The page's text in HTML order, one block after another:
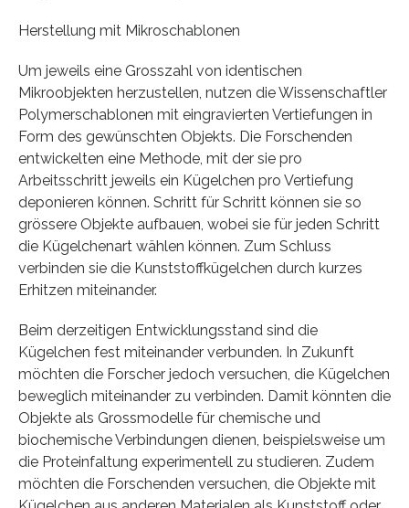
Herstellung mit Mikroschablonen
Um jeweils eine Grosszahl von identischen
Mikroobjekten herzustellen, nutzen die Wissenschaftler
Polymerschablonen mit eingravierten Vertiefungen in
Form des gewünschten Objekts. Die Forschenden
entwickelten eine Methode, mit der sie pro
Arbeitsschritt jeweils ein Kügelchen pro Vertiefung
deponieren können. Schritt für Schritt können sie so
grössere Objekte aufbauen, wobei sie für jeden Schritt
die Kügelchenart wählen können. Zum Schluss
verbinden sie die Kunststoffkügelchen durch kurzes
Erhitzen miteinander.
Beim derzeitigen Entwicklungsstand sind die
Kügelchen fest miteinander verbunden. In Zukunft
möchten die Forscher jedoch versuchen, die Kügelchen
beweglich miteinander zu verbinden. Damit könnten die
Objekte als Grossmodelle für chemische und
biochemische Verbindungen dienen, beispielsweise um
die Proteinfaltung experimentell zu studieren. Zudem
möchten die Forschenden versuchen, die Objekte mit